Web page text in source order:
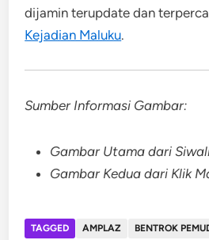
dijamin terupdate dan
Kejadian Maluku.
Sumber Informasi Gambar:
Gambar Utama dari
Gambar Kedua dari Klik
TAGGED AMPLAZ
BENTROK